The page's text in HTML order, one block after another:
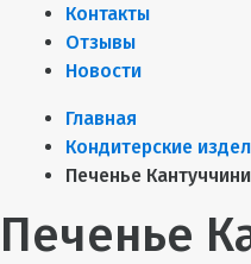
Контакты
Отзывы
Новости
Главная
Кондитерские
Печенье Кантуччини
Печенье